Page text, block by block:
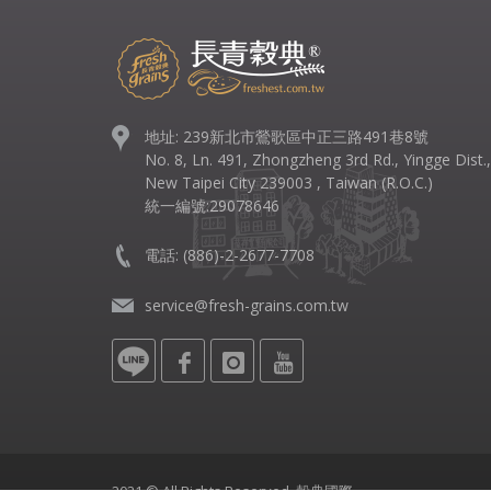
地址: 239新北市鶯歌區中正三路491巷8號
No. 8, Ln. 491, Zhongzheng 3rd Rd., Yingge Dist.,
New Taipei City 239003 , Taiwan (R.O.C.)
統一編號:29078646
電話: (886)-2-2677-7708
service@fresh-grains.com.tw